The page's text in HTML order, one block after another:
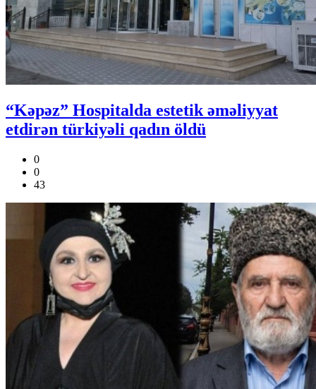
“Kəpəz” Hospitalda estetik əməliyyat
etdirən türkiyəli qadın öldü
0
0
43